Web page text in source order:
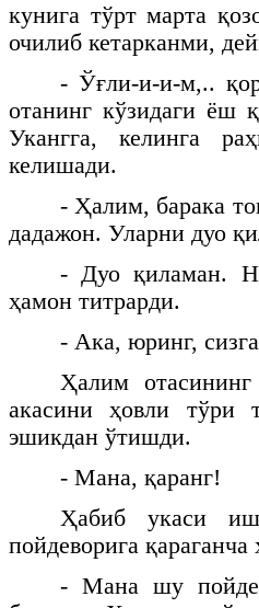
кунига тўрт марта
очилиб кетарканми,
- Ўғли-и-и-м,..
отанинг кўзидаги ёш
Укангга, келинга
келишади.
- Ҳалим, барака
дадажон. Уларни дуо
- Дуо қиламан.
ҳамон титрарди.
- Ака, юринг,
Ҳалим отасининг
акасини ҳовли тўри
эшикдан ўтишди.
- Мана, қаранг!
Ҳабиб укаси
пойдеворига
- Мана шу